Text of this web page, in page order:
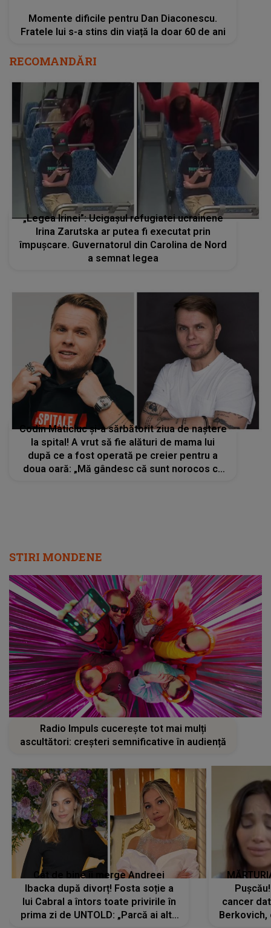
Momente dificile pentru Dan Diaconescu.
Fratele lui s-a stins din viață la doar 60 de ani
RECOMANDĂRI
„Legea Irinei”: Ucigașul refugiatei ucrainene
Irina Zarutska ar putea fi executat prin
împușcare. Guvernatorul din Carolina de Nord
a semnat legea
Codin Maticiuc și-a sărbătorit ziua de naștere
la spital! A vrut să fie alături de mama lui
după ce a fost operată pe creier pentru a
doua oară: „Mă gândesc că sunt norocos că
STIRI MONDENE
Radio Impuls cucerește tot mai mulți
ascultători: creșteri semnificative în audiență
Cât de bine îi merge Andreei
Ibacka după divorț! Fosta soție a
lui Cabral a întors toate privirile în
prima zi de UNTOLD: „Parcă ai altă
cancer
Berkovich,